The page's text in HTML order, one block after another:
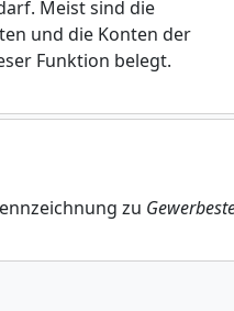
Meist sind die
und die Konten der
Funktion belegt.
zu